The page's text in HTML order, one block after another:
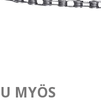
MYÖS